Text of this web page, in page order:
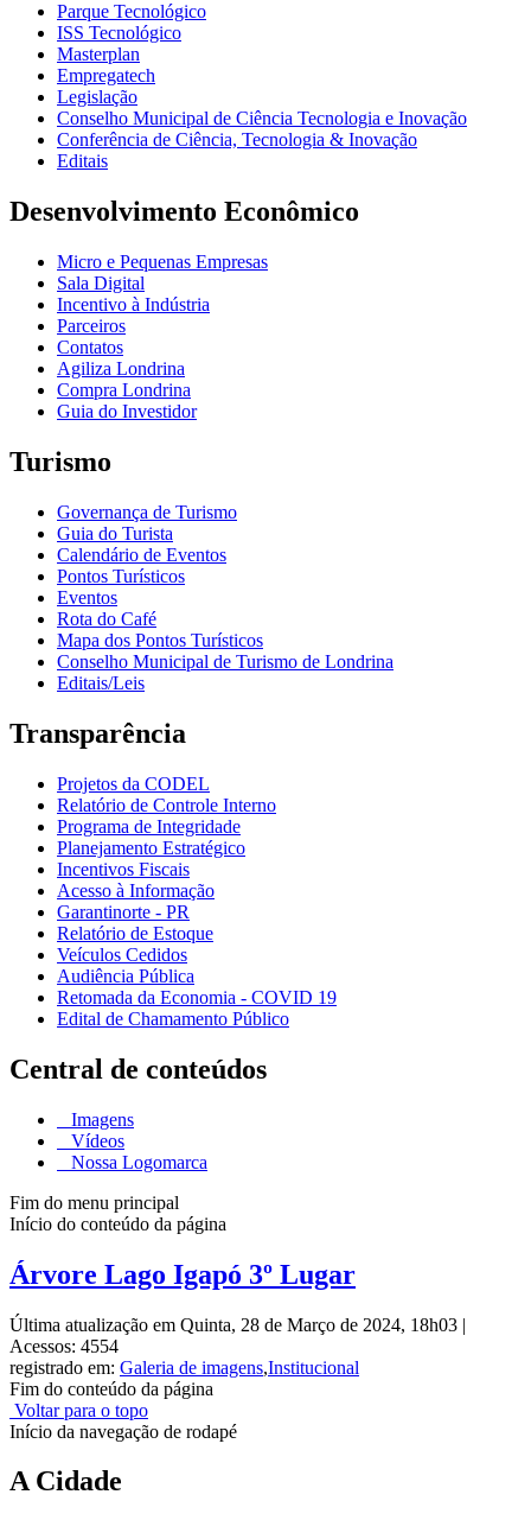
Parque Tecnológico
ISS Tecnológico
Masterplan
Empregatech
Legislação
Conselho Municipal de Ciência Tecnologia e Inovação
Conferência de Ciência, Tecnologia & Inovação
Editais
Desenvolvimento Econômico
Micro e Pequenas Empresas
Sala Digital
Incentivo à Indústria
Parceiros
Contatos
Agiliza Londrina
Compra Londrina
Guia do Investidor
Turismo
Governança de Turismo
Guia do Turista
Calendário de Eventos
Pontos Turísticos
Eventos
Rota do Café
Mapa dos Pontos Turísticos
Conselho Municipal de Turismo de Londrina
Editais/Leis
Transparência
Projetos da CODEL
Relatório de Controle Interno
Programa de Integridade
Planejamento Estratégico
Incentivos Fiscais
Acesso à Informação
Garantinorte - PR
Relatório de Estoque
Veículos Cedidos
Audiência Pública
Retomada da Economia - COVID 19
Edital de Chamamento Público
Central de conteúdos
Imagens
Vídeos
Nossa Logomarca
Fim do menu principal
Início do conteúdo da página
Árvore Lago Igapó 3º Lugar
Última atualização em Quinta, 28 de Março de 2024, 18h03 |
Acessos: 4554
registrado em: Galeria de imagens,Institucional
Fim do conteúdo da página
Voltar para o topo
Início da navegação de rodapé
A Cidade